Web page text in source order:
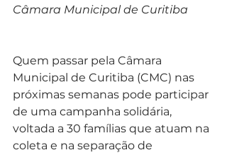
Câmara Municipal de Curitiba
Quem passar pela Câmara
Municipal de Curitiba (CMC) nas
próximas semanas pode participar
de uma campanha solidária,
voltada a 30 famílias que atuam na
coleta e na separação de